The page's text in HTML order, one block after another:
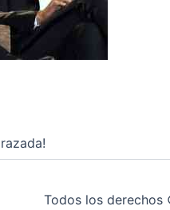
Todos los derechos